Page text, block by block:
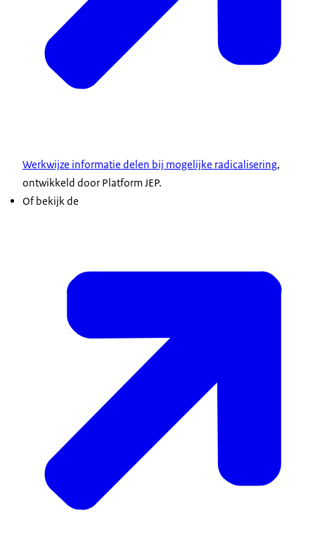
Werkwijze informatie delen bij mogelijke radicalisering,
ontwikkeld door Platform JEP.
Of bekijk de